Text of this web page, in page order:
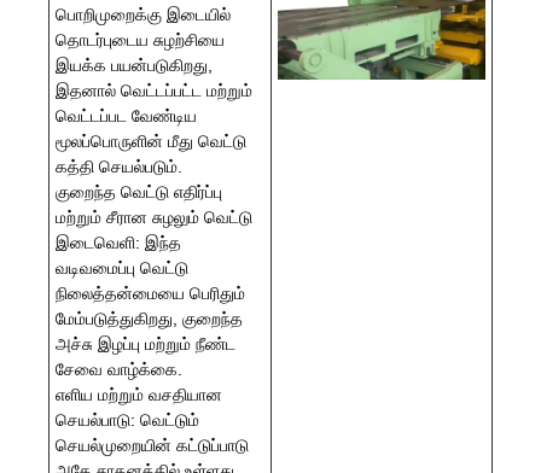
பொறிமுறைக்கு இடையில்
தொடர்புடைய சுழற்சியை
இயக்க பயன்படுகிறது,
இதனால் வெட்டப்பட்ட மற்றும்
வெட்டப்பட வேண்டிய
மூலப்பொருளின் மீது வெட்டு
கத்தி செயல்படும்.
குறைந்த வெட்டு எதிர்ப்பு
மற்றும் சீரான சுழலும் வெட்டு
இடைவெளி: இந்த
வடிவமைப்பு வெட்டு
நிலைத்தன்மையை பெரிதும்
மேம்படுத்துகிறது, குறைந்த
அச்சு இழப்பு மற்றும் நீண்ட
சேவை வாழ்க்கை.
எளிய மற்றும் வசதியான
செயல்பாடு: வெட்டும்
செயல்முறையின் கட்டுப்பாடு